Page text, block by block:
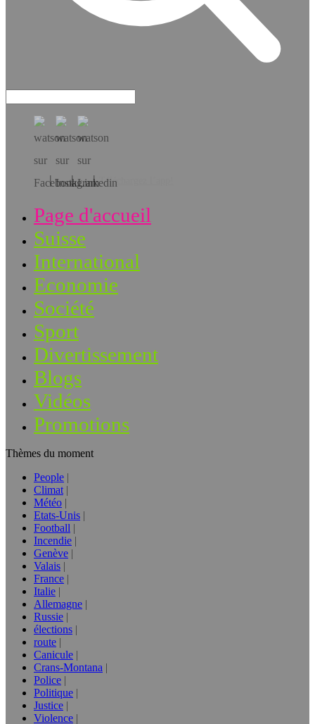
Téléchargez l’app!
Page d'accueil
Suisse
International
Economie
Société
Sport
Divertissement
Blogs
Vidéos
Promotions
Thèmes du moment
People
Climat
Météo
Etats-Unis
Football
Incendie
Genève
Valais
France
Italie
Allemagne
Russie
élections
route
Canicule
Crans-Montana
Police
Politique
Justice
Violence